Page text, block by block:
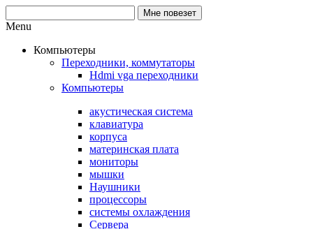
Menu
Компьютеры
Переходники, коммутаторы
Hdmi vga переходники
Компьютеры
акустическая система
клавиатура
корпуса
материнская плата
мониторы
мышки
Наушники
процессоры
системы охлаждения
Сервера